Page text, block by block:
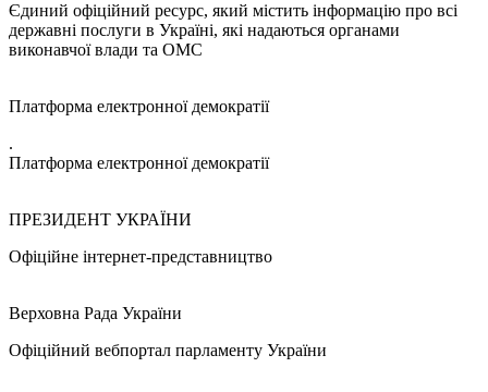
Єдиний офіційний ресурс, який містить інформацію про всі
державні послуги в Україні, які надаються органами
виконавчої влади та ОМС
Платформа електронної демократії
.
Платформа електронної демократії
ПРЕЗИДЕНТ УКРАЇНИ
Офіційне інтернет-представництво
Верховна Рада України
Офіційний вебпортал парламенту України